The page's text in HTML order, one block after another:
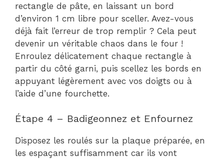
rectangle de pâte, en laissant un bord
d’environ 1 cm libre pour sceller. Avez-vous
déjà fait l’erreur de trop remplir ? Cela peut
devenir un véritable chaos dans le four !
Enroulez délicatement chaque rectangle à
partir du côté garni, puis scellez les bords en
appuyant légèrement avec vos doigts ou à
l’aide d’une fourchette.
Étape 4 – Badigeonnez et Enfournez
Disposez les roulés sur la plaque préparée, en
les espaçant suffisamment car ils vont